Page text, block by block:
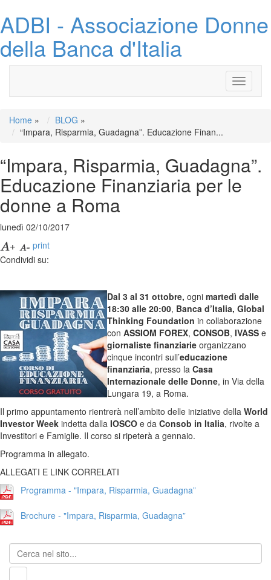
ADBI - Associazione Donne
della Banca d'Italia
Toggle
Home » BLOG »
“Impara, Risparmia, Guadagna”. Educazione Finan...
“Impara, Risparmia, Guadagna”.
Educazione Finanziaria per le
donne a Roma
lunedì 02/10/2017
print
Condividi su:
Dal 3 al 31 ottobre, ogni martedì dalle
18:30 alle 20:00, Banca d’Italia, Global
Thinking Foundation in collaborazione
con ASSIOM FOREX, CONSOB, IVASS e
giornaliste finanziarie organizzano
cinque incontri sull’educazione
finanziaria, presso la Casa
Internazionale delle Donne, in Via della
Lungara 19, a Roma.
Il primo appuntamento rientrerà nell’ambito delle iniziative della World
Investor Week indetta dalla IOSCO e da Consob in Italia, rivolte a
Investitori e Famiglie. Il corso si ripeterà a gennaio.
Programma in allegato.
ALLEGATI E LINK CORRELATI
Programma - "Impara, Risparmia, Guadagna”
Brochure - "Impara, Risparmia, Guadagna”